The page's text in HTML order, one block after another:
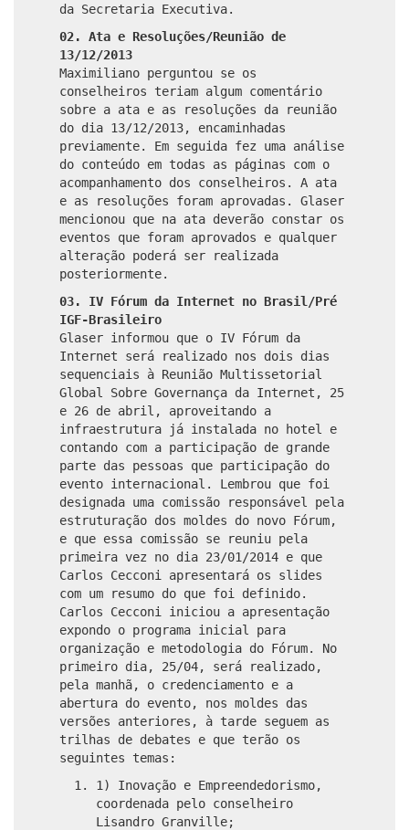
da Secretaria Executiva.
02. Ata e Resoluções/Reunião de
13/12/2013
Maximiliano perguntou se os
conselheiros teriam algum comentário
sobre a ata e as resoluções da reunião
do dia 13/12/2013, encaminhadas
previamente. Em seguida fez uma análise
do conteúdo em todas as páginas com o
acompanhamento dos conselheiros. A ata
e as resoluções foram aprovadas. Glaser
mencionou que na ata deverão constar os
eventos que foram aprovados e qualquer
alteração poderá ser realizada
posteriormente.
03. IV Fórum da Internet no Brasil/Pré
IGF-Brasileiro
Glaser informou que o IV Fórum da
Internet será realizado nos dois dias
sequenciais à Reunião Multissetorial
Global Sobre Governança da Internet, 25
e 26 de abril, aproveitando a
infraestrutura já instalada no hotel e
contando com a participação de grande
parte das pessoas que participação do
evento internacional. Lembrou que foi
designada uma comissão responsável pela
estruturação dos moldes do novo Fórum,
e que essa comissão se reuniu pela
primeira vez no dia 23/01/2014 e que
Carlos Cecconi apresentará os slides
com um resumo do que foi definido.
Carlos Cecconi iniciou a apresentação
expondo o programa inicial para
organização e metodologia do Fórum. No
primeiro dia, 25/04, será realizado,
pela manhã, o credenciamento e a
abertura do evento, nos moldes das
versões anteriores, à tarde seguem as
trilhas de debates e que terão os
seguintes temas:
1) Inovação e Empreendedorismo,
coordenada pelo conselheiro
Lisandro Granville;